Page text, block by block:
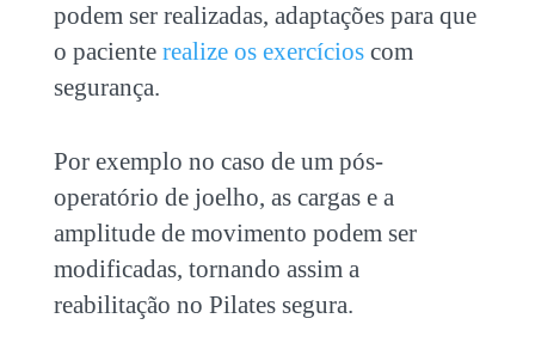
podem ser realizadas, adaptações para que
o paciente realize os exercícioscom
segurança.
Por exemplo no caso de um pós-
operatório de joelho, as cargas e a
amplitude de movimento podem ser
modificadas, tornando assim a
reabilitação no Pilates segura.